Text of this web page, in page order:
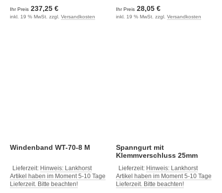
Ihr Preis 237,25 €
inkl. 19 % MwSt. zzgl. Versandkosten
Ihr Preis 28,05 €
inkl. 19 % MwSt. zzgl. Versandkosten
Windenband WT-70-8 M
Lieferzeit: Hinweis: Lankhorst
Artikel haben im Moment 5-10 Tage
Lieferzeit. Bitte beachten!
Spanngurt mit
Klemmverschluss 25mm
Lieferzeit: Hinweis: Lankhorst
Artikel haben im Moment 5-10 Tage
Lieferzeit. Bitte beachten!